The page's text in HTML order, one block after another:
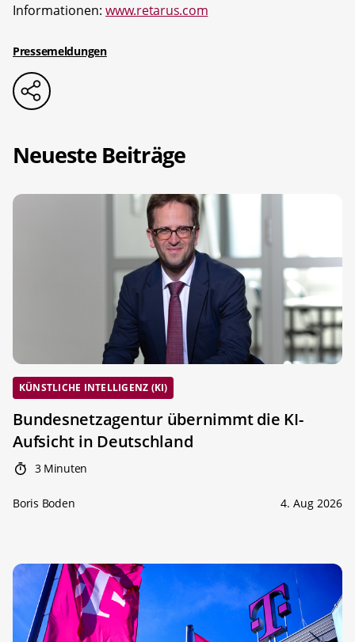
Informationen: www.retarus.com
Pressemeldungen
Neueste Beiträge
KÜNSTLICHE INTELLIGENZ (KI)
Bundesnetzagentur übernimmt die KI-
Aufsicht in Deutschland
3 Minuten
Boris Boden 4. Aug 2026